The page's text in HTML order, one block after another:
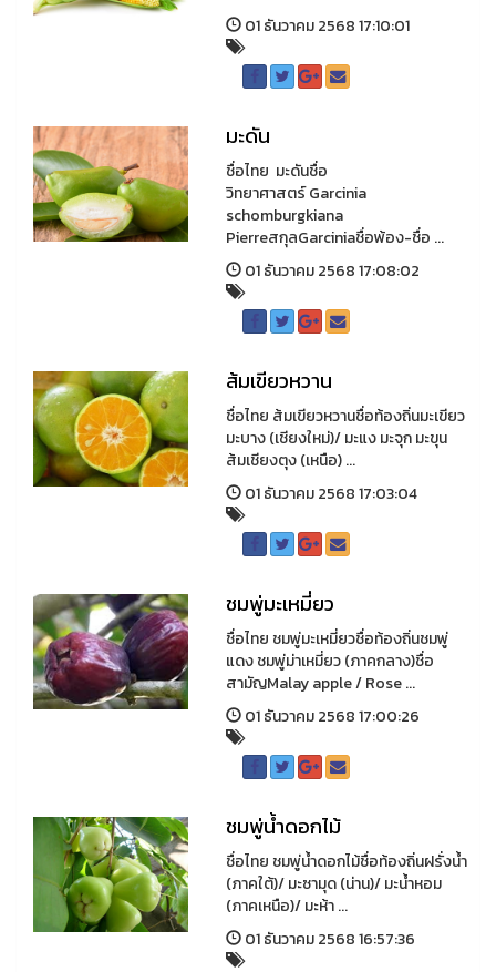
01 ธันวาคม 2568 17:10:01
มะดัน
ชื่อไทย มะดันชื่อ
วิทยาศาสตร์ Garcinia
schomburgkiana
PierreสกุลGarciniaชื่อพ้อง-ชื่อ ...
01 ธันวาคม 2568 17:08:02
ส้มเขียวหวาน
ชื่อไทย ส้มเขียวหวานชื่อท้องถิ่นมะเขียว
มะบาง (เชียงใหม่)/ มะแง มะจุก มะขุน
ส้มเชียงตุง (เหนือ) ...
01 ธันวาคม 2568 17:03:04
ชมพู่มะเหมี่ยว
ชื่อไทย ชมพู่มะเหมี่ยวชื่อท้องถิ่นชมพู่
แดง ชมพู่ม่าเหมี่ยว (ภาคกลาง)ชื่อ
สามัญMalay apple / Rose ...
01 ธันวาคม 2568 17:00:26
ชมพู่น้ำดอกไม้
ชื่อไทย ชมพู่น้ำดอกไม้ชื่อท้องถิ่นฝรั่งน้ำ
(ภาคใต้)/ มะซามุด (น่าน)/ มะน้ำหอม
(ภาคเหนือ)/ มะห้า ...
01 ธันวาคม 2568 16:57:36